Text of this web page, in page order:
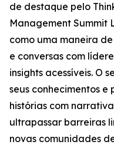
de destaque pelo
Management Summit
como uma maneira
e conversas com
insights acessíveis. O
seus conhecimentos
histórias com
ultrapassar barreiras
novas comunidades